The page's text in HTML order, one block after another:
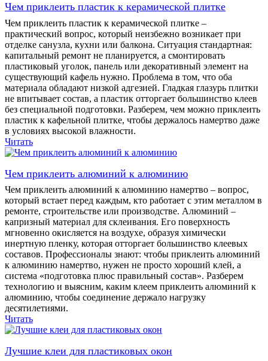
Чем приклеить пластик к керамической плитке
Чем приклеить пластик к керамической плитке –
практический вопрос, который неизбежно возникает при
отделке санузла, кухни или балкона. Ситуация стандартная:
капитальный ремонт не планируется, а смонтировать
пластиковый уголок, панель или декоративный элемент на
существующий кафель нужно. Проблема в том, что оба
материала обладают низкой адгезией. Гладкая глазурь плитки
не впитывает состав, а пластик отторгает большинство клеев
без специальной подготовки. Разберем, чем можно приклеить
пластик к кафельной плитке, чтобы держалось намертво даже
в условиях высокой влажности.
Читать
Чем приклеить алюминий к алюминию
Чем приклеить алюминий к алюминию намертво – вопрос,
который встает перед каждым, кто работает с этим металлом в
ремонте, строительстве или производстве. Алюминий –
капризный материал для склеивания. Его поверхность
мгновенно окисляется на воздухе, образуя химически
инертную пленку, которая отторгает большинство клеевых
составов. Профессионалы знают: чтобы приклеить алюминий
к алюминию намертво, нужен не просто хороший клей, а
система «подготовка плюс правильный состав». Разберем
технологию и выясним, каким клеем приклеить алюминий к
алюминию, чтобы соединение держало нагрузку
десятилетиями.
Читать
Лучшие клеи для пластиковых окон